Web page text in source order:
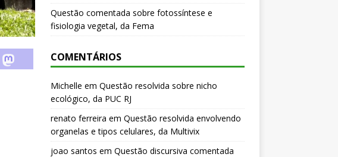
Questão comentada sobre fotossíntese e
fisiologia vegetal, da Fema
COMENTÁRIOS
Michelle em Questão resolvida sobre nicho
ecológico, da PUC RJ
renato ferreira em Questão resolvida envolvendo
organelas e tipos celulares, da Multivix
joao santos em Questão discursiva comentada